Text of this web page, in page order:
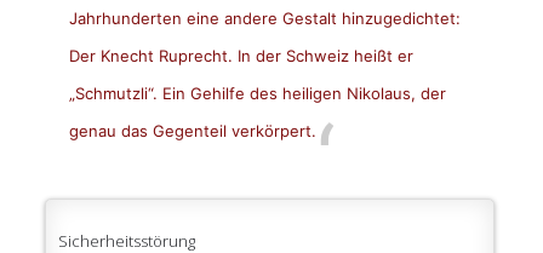
Jahrhunderten eine andere Gestalt hinzugedichtet:
Der Knecht Ruprecht. In der Schweiz heißt er
„Schmutzli“. Ein Gehilfe des heiligen Nikolaus, der
genau das Gegenteil verkörpert.
Sicherheitsstörung